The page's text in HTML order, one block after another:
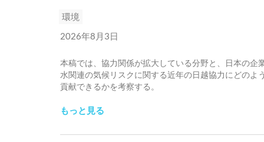
環境
2026年8月3日
本稿では、協力関係が拡大している分野と、日本の企
水関連の気候リスクに関する近年の日越協力にどのよ
貢献できるかを考察する。
もっと見る